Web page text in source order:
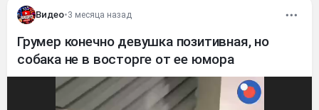
Видео•3 месяца назад
Грумер конечно девушка позитивная, но
собака не в восторге от ее юмора